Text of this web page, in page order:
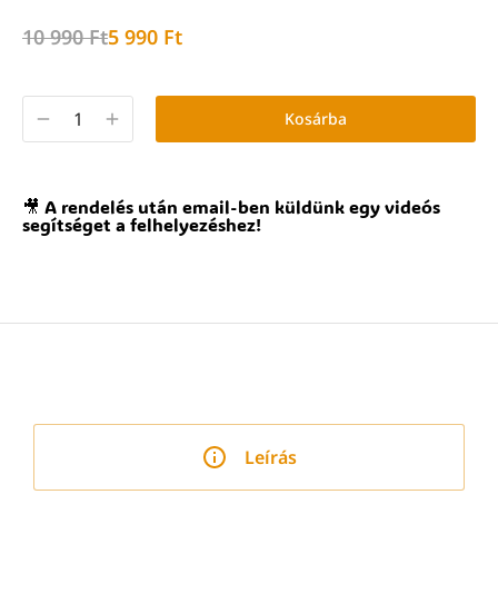
10 990Ft5 990 Ft
Kosárba
🎥 A rendelés után email-ben küldünk egy videós
segítséget a felhelyezéshez!
Leírás